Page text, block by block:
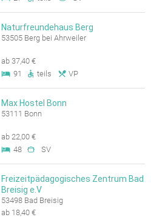
Naturfreundehaus Berg
53505 Berg bei Ahrweiler
ab 37,40 €
91
teils VP
Max Hostel Bonn
53111 Bonn
ab 22,00 €
48
SV
Freizeitpädagogisches Zentrum Bad
Breisig e.V
53498 Bad Breisig
ab 18,40 €